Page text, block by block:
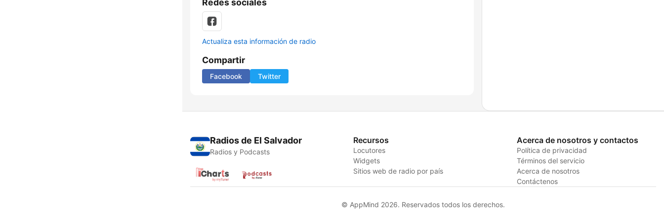
Redes sociales
Actualiza esta información de radio
Compartir
Facebook Twitter
Radios de El Salvador
Radios y Podcasts
Recursos
Locutores
Widgets
Sitios web de radio por país
Acerca de nosotros y contactos
Política de privacidad
Términos del servicio
Acerca de nosotros
Contáctenos
© AppMind 2026. Reservados todos los derechos.